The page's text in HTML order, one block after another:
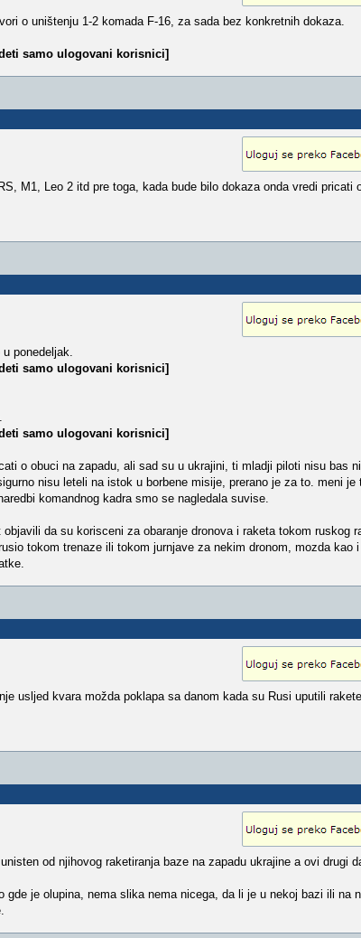
o uništenju 1-2 komada F-16, za sada bez konkretnih dokaza.
samo ulogovani korisnici]
M1, Leo 2 itd pre toga, kada bude bilo dokaza onda vredi pricati
ponedeljak.
samo ulogovani korisnici]
samo ulogovani korisnici]
o obuci na zapadu, ali sad su u ukrajini, ti mladji piloti nisu bas
nisu leteli na istok u borbene misije, prerano je za to. meni
komandnog kadra smo se nagledala suvise.
da su korisceni za obaranje dronova i raketa tokom ruskog
tokom trenaze ili tokom jurnjave za nekim dronom, mozda kao
usljed kvara možda poklapa sa danom kada su Rusi uputili
od njihovog raketiranja baze na zapadu ukrajine a ovi drugi
gde je olupina, nema slika nema nicega, da li je u nekoj bazi ili na